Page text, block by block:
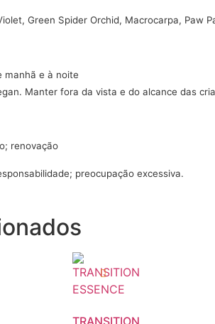
Green Spider Orchid, Macrocarpa, Paw
manhã e à noite
Manter fora da vista e do alcance das
renovação
preocupação excessiva.